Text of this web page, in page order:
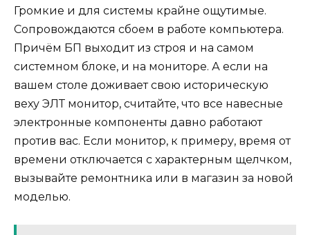
Громкие и для системы крайне ощутимые.
Сопровождаются сбоем в работе компьютера.
Причём БП выходит из строя и на самом
системном блоке, и на мониторе. А если на
вашем столе доживает свою историческую
веху ЭЛТ монитор, считайте, что все навесные
электронные компоненты давно работают
против вас. Если монитор, к примеру, время от
времени отключается с характерным щелчком,
вызывайте ремонтника или в магазин за новой
моделью.